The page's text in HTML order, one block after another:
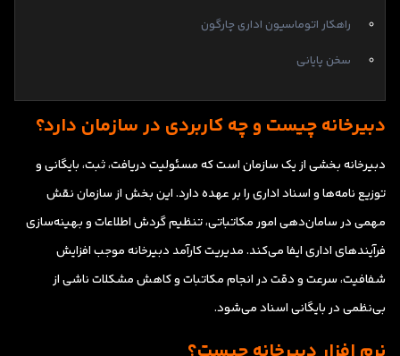
راهکار اتوماسیون اداری چارگون
سخن پایانی
دبیرخانه چیست و چه کاربردی در سازمان دارد؟
دبیرخانه بخشی از یک سازمان است که مسئولیت دریافت، ثبت، بایگانی و
توزیع نامه‌ها و اسناد اداری را بر عهده دارد. این بخش از سازمان نقش
مهمی در سامان‌دهی امور مکاتباتی، تنظیم گردش اطلاعات و بهینه‌سازی
فرآیندهای اداری ایفا می‌کند. مدیریت کارآمد دبیرخانه موجب افزایش
شفافیت، سرعت و دقت در انجام مکاتبات و کاهش مشکلات ناشی از
بی‌نظمی در بایگانی اسناد می‌شود.